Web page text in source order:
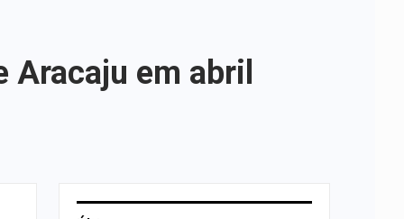
Aracaju em abril